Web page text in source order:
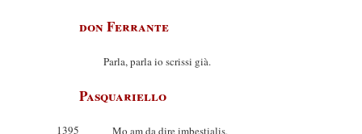
don Ferrante
Parla, parla io scrissi già.
Pasquariello
1395
Mo am da dire imbestialis,